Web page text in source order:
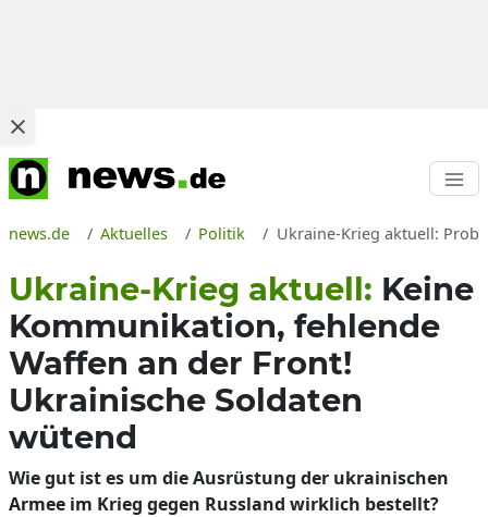
news.de Aktuelles Politik Ukraine-Krieg aktuell:
Ukraine-Krieg aktuell: Keine
Kommunikation, fehlende
Waffen an der Front!
Ukrainische Soldaten
wütend
Wie gut ist es um die Ausrüstung der ukrainischen
Armee im Krieg gegen Russland wirklich bestellt?